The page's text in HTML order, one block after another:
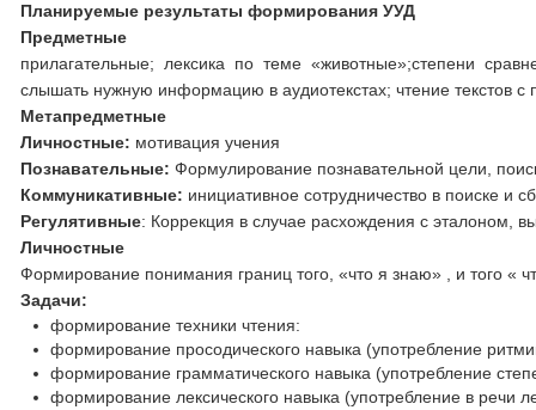
Планируемые результаты формирования УУД
Предметные
прилагательные; лексика по теме «животные»;степени
слышать нужную информацию в аудиотекстах; чтение
Метапредметные
Личностные: мотивация учения
Познавательные:Формулирование познавательной цели,
Коммуникативные: инициативное сотрудничество в поиске и
Регулятивные: Коррекция в случае расхождения с эталоном,
Личностные
Формирование понимания границ того, «что я знаю» , и того
Задачи:
формирование техники чтения:
формирование просодического навыка (употребление
формирование грамматического навыка (употребление
формирование лексического навыка (употребление в речи